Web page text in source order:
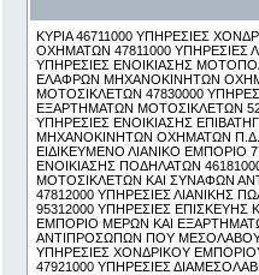
ΚΥΡΙΑ 46711000 ΥΠΗΡΕΣΙΕΣ
ΟΧΗΜΑΤΩΝ 47811000 ΥΠΗΡΕΣΙΕΣ
ΥΠΗΡΕΣΙΕΣ ΕΝΟΙΚΙΑΣΗΣ
ΕΛΑΦΡΩΝ ΜΗΧΑΝΟΚΙΝΗΤΩΝ
ΜΟΤΟΣΙΚΛΕΤΩΝ 47830000
ΕΞΑΡΤΗΜΑΤΩΝ ΜΟΤΟΣΙΚΛΕΤΩΝ
ΥΠΗΡΕΣΙΕΣ ΕΝΟΙΚΙΑΣΗΣ
ΜΗΧΑΝΟΚΙΝΗΤΩΝ ΟΧΗΜΑΤΩΝ
ΕΙΔΙΚΕΥΜΕΝΟ ΛΙΑΝΙΚΟ ΕΜΠΟΡΙΟ
ΕΝΟΙΚΙΑΣΗΣ ΠΟΔΗΛΑΤΩΝ
ΜΟΤΟΣΙΚΛΕΤΩΝ ΚΑΙ ΣΥΝΑΦΩΝ
47812000 ΥΠΗΡΕΣΙΕΣ
95312000 ΥΠΗΡΕΣΙΕΣ
ΕΜΠΟΡΙΟ ΜΕΡΩΝ ΚΑΙ
ΑΝΤΙΠΡΟΣΩΠΩΝ ΠΟΥ
ΥΠΗΡΕΣΙΕΣ ΧΟΝΔΡΙΚΟΥ
47921000 ΥΠΗΡΕΣΙΕΣ